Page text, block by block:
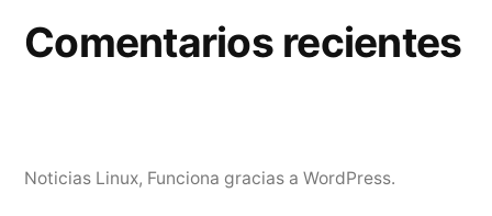
Comentarios recientes
Noticias Linux, Funciona gracias a WordPress.